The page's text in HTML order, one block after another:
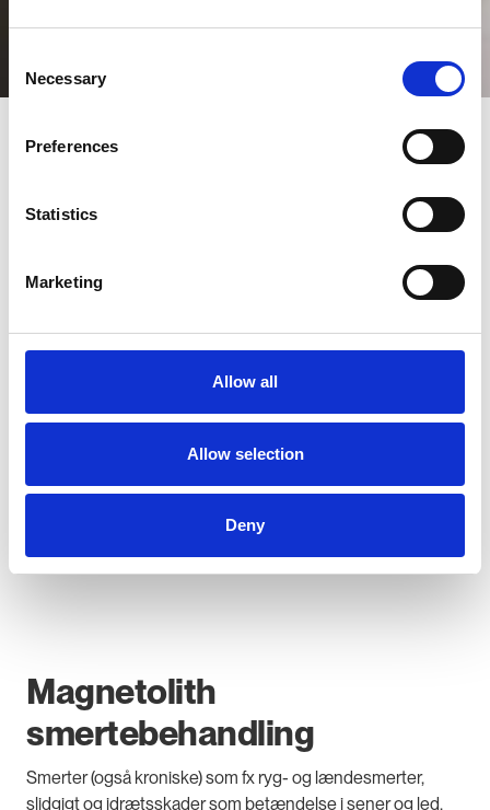
Selection
Necessary
Preferences
Statistics
Marketing
Allow all
Allow selection
Deny
Magnetolith
smertebehandling
Smerter (også kroniske) som fx ryg- og lændesmerter,
slidgigt og idrætsskader som betændelse i sener og led,